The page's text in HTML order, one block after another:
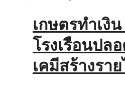
เกษตรทำเงิ
โรงเรือนปล
เคมีสร้างรา